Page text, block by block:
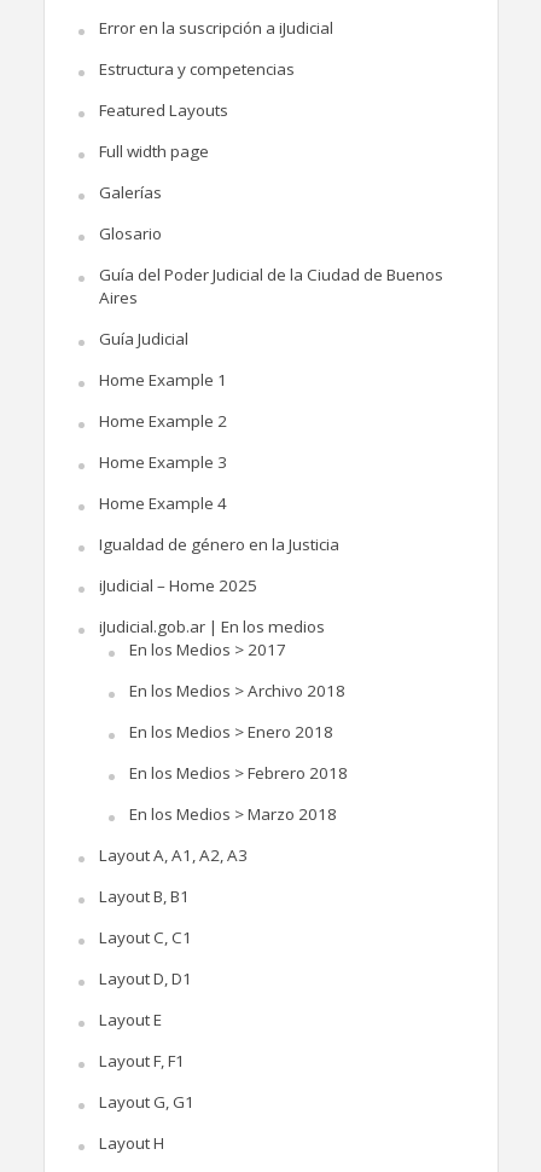
Error en la suscripción a iJudicial
Estructura y competencias
Featured Layouts
Full width page
Galerías
Glosario
Guía del Poder Judicial de la Ciudad de Buenos
Aires
Guía Judicial
Home Example 1
Home Example 2
Home Example 3
Home Example 4
Igualdad de género en la Justicia
iJudicial – Home 2025
iJudicial.gob.ar | En los medios
En los Medios > 2017
En los Medios > Archivo 2018
En los Medios > Enero 2018
En los Medios > Febrero 2018
En los Medios > Marzo 2018
Layout A, A1, A2, A3
Layout B, B1
Layout C, C1
Layout D, D1
Layout E
Layout F, F1
Layout G, G1
Layout H